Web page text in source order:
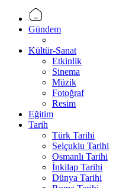
Gündem
Kültür-Sanat
Etkinlik
Sinema
Müzik
Fotoğraf
Resim
Eğitim
Tarih
Türk Tarihi
Selçuklu Tarihi
Osmanlı Tarihi
İnkilap Tarihi
Dünya Tarihi